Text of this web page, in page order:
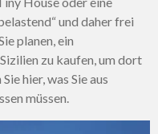
und daher frei
planen, ein
zu kaufen, um dort
hier, was Sie aus
müssen.